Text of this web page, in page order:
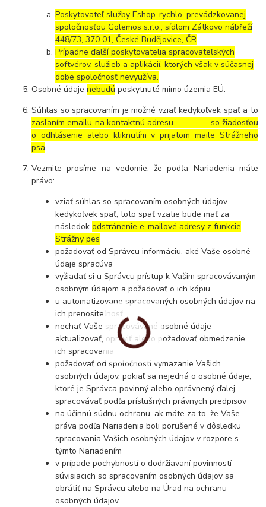
Poskytovateľ služby Eshop-rychlo, prevádzkovanej
spoločnosťou Golemos s.r.o., sídlom Zátkovo nábřeží
448/73, 370 01, České Budějovice, ČR
Prípadne ďalší poskytovatelia spracovateľských
softvérov, služieb a aplikácií, ktorých však v súčasnej
dobe spoločnosť nevyužíva.
Osobné údajenebudú poskytnuté mimo územia EÚ.
Súhlas so spracovaním je možné vziať kedykoľvek späť a to
zaslaním emailu na kontaktnú adresu ..……………. so žiadosťou
o odhlásenie alebo kliknutím v prijatom maile Strážneho
psa.
Vezmite prosíme na vedomie, že podľa Nariadenia máte
právo:
vziať súhlas so spracovaním osobných údajov
kedykoľvek späť, toto späť vzatie bude mať za
následokodstránenie e-mailové adresy z funkcie
Strážny pes
požadovať od Správcu informáciu, aké Vaše osobné
údaje spracúva
vyžiadať si u Správcu prístup k Vašim spracovávaným
osobným údajom a požadovať o ich kópiu
u automatizovane spracovaných osobných údajov na
ich prenositeľnosť
nechať Vaše spracovávané osobné údaje
aktualizovať, opraviť alebo požadovať obmedzenie
ich spracovania
požadovať od spoločnosti vymazanie Vašich
osobných údajov, pokiaľ sa nejedná o osobné údaje,
ktoré je Správca povinný alebo oprávnený ďalej
spracovávať podľa príslušných právnych predpisov
na účinnú súdnu ochranu, ak máte za to, že Vaše
práva podľa Nariadenia boli porušené v dôsledku
spracovania Vašich osobných údajov v rozpore s
týmto Nariadením
v prípade pochybností o dodržiavaní povinností
súvisiacich so spracovaním osobných údajov sa
obrátiť na Správcu alebo na Úrad na ochranu
osobných údajov